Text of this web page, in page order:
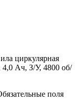
циркулярная
Ач, З/У, 4800 об/
поля